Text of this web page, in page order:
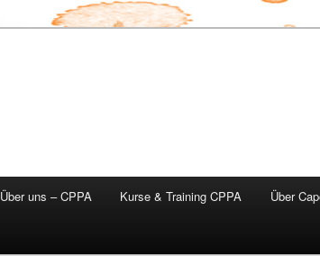
Über uns – CPPA Kurse & Training CPPA Über